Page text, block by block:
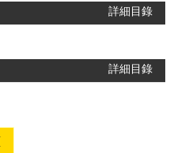
詳細目錄
詳細目錄